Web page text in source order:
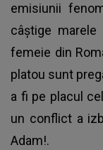
emisiunii
câștige
femeie din
platou sunt
a fi pe placul
un conflict a
Adam!.